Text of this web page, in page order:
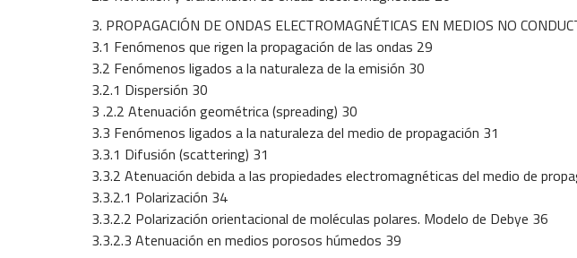
3. PROPAGACIÓN DE ONDAS ELECTROMAGNÉTICAS EN MEDIOS NO
3.1 Fenómenos que rigen la propagación de las ondas 29
3.2 Fenómenos ligados a la naturaleza de la emisión 30
3.2.1 Dispersión 30
3 .2.2 Atenuación geométrica (spreading) 30
3.3 Fenómenos ligados a la naturaleza del medio de propagación 31
3.3.1 Difusión (scattering) 31
3.3.2 Atenuación debida a las propiedades electromagnéticas del medio de
3.3.2.1 Polarización 34
3.3.2.2 Polarización orientacional de moléculas polares. Modelo de Debye 36
3.3.2.3 Atenuación en medios porosos húmedos 39